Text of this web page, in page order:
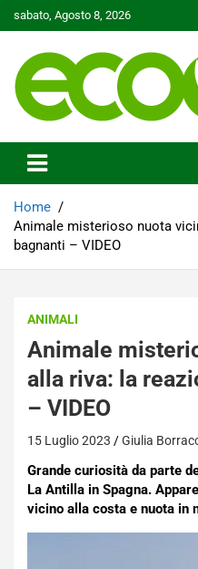
to
sabato, Agosto 8, 2026
Ecoo.it
Home
Animale misterioso nuota
bagnanti – VIDEO
ANIMALI
Animale
alla riva: la
– VIDEO
15 Luglio 2023 Giulia
Grande curiosità da parte
La Antilla in Spagna.
vicino alla costa e nuota in